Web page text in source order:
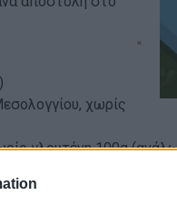
χωρίς
γλουτένη 100g
60gr (ανάλωση 05/2026)